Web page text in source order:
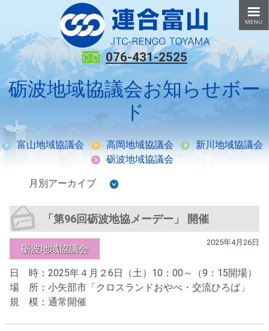
076-431-2525
砺波地域協議会お知らせボー
ド
富山地域協議会 高岡地域協議会
新川地域協議会
砺波地域協議会
「第96回砺波地協メーデー」 開催
砺波地域協議会
2025年4月26日
日 時：2025年４月２6日（土）10：00～（9：15開場）
場 所：小矢部市「クロスランドおやべ・交流ひろば」
規 模：通常開催